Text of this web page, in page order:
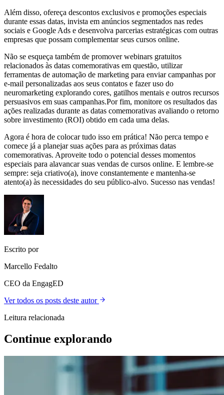
Além disso, ofereça descontos exclusivos e promoções especiais
durante essas datas, invista em anúncios segmentados nas redes
sociais e Google Ads e desenvolva parcerias estratégicas com outras
empresas que possam complementar seus cursos online.
Não se esqueça também de promover webinars gratuitos
relacionados às datas comemorativas em questão, utilizar
ferramentas de automação de marketing para enviar campanhas por
e-mail personalizadas aos seus contatos e fazer uso do
neuromarketing explorando cores, gatilhos mentais e outros recursos
persuasivos em suas campanhas.Por fim, monitore os resultados das
ações realizadas durante as datas comemorativas avaliando o retorno
sobre investimento (ROI) obtido em cada uma delas.
Agora é hora de colocar tudo isso em prática! Não perca tempo e
comece já a planejar suas ações para as próximas datas
comemorativas. Aproveite todo o potencial desses momentos
especiais para alavancar suas vendas de cursos online. E lembre-se
sempre: seja criativo(a), inove constantemente e mantenha-se
atento(a) às necessidades do seu público-alvo. Sucesso nas vendas!
Escrito por
Marcello Fedalto
CEO da EngagED
Ver todos os posts deste autor
Leitura relacionada
Continue explorando